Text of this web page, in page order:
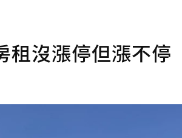
租沒漲停但漲不停